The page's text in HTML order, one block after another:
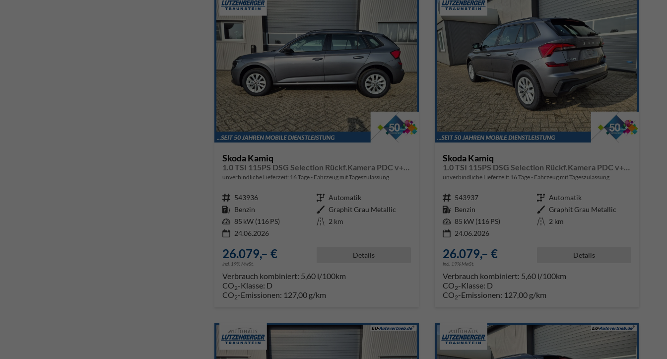
Skoda Kamiq
1.0 TSI 115PS DSG Selection Rückf.Kamera PDC v+h Sitzheizung Klimaautomatik Skoda-Radio Apple CarPlay + Android Auto Tempomat Garantieverlängerung 16"LM
unverbindliche Lieferzeit: 16 Tage Fahrzeug mit Tageszulassung
Fahrzeugnr. 543936 Getriebe Automatik
Kraftstoff Benzin Außenfarbe Graphit Grau Metallic
Leistung 85 kW (116 PS) Kilometerstand 2 km
24.06.2026
26.079,– €
incl. 19% MwSt.
Details
Verbrauch kombiniert: 5,60 l/100km
CO2-Klasse: D
CO2-Emissionen: 127,00 g/km
Skoda Kamiq
1.0 TSI 115PS DSG Selection Rückf.Kamera PDC v+h Sitzheizung Klimaautomatik Skoda-Radio Apple CarPlay + Android Auto Tempomat Garantieverlängerung 16"LM
unverbindliche Lieferzeit: 16 Tage Fahrzeug mit Tageszulassung
Fahrzeugnr. 543937 Getriebe Automatik
Kraftstoff Benzin Außenfarbe Graphit Grau Metallic
Leistung 85 kW (116 PS) Kilometerstand 2 km
24.06.2026
26.079,– €
incl. 19% MwSt.
Details
Verbrauch kombiniert: 5,60 l/100km
CO2-Klasse: D
CO2-Emissionen: 127,00 g/km